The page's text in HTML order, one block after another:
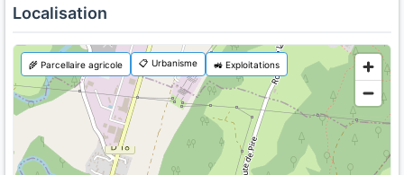
Localisation
🌾 Parcellaire agricole 📋 Urbanisme 🚜 Exploitations